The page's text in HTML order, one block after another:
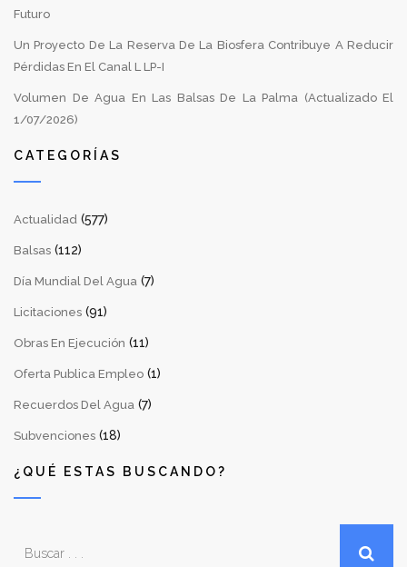
Futuro
Un Proyecto De La Reserva De La Biosfera Contribuye A Reducir
Pérdidas En El Canal L LP-I
Volumen De Agua En Las Balsas De La Palma (Actualizado El
1/07/2026)
CATEGORÍAS
Actualidad (577)
Balsas (112)
Día Mundial Del Agua (7)
Licitaciones (91)
Obras En Ejecución (11)
Oferta Publica Empleo (1)
Recuerdos Del Agua (7)
Subvenciones (18)
¿QUÉ ESTAS BUSCANDO?